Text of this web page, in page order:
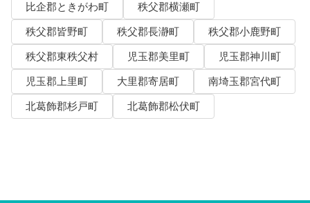
比企郡ときがわ町
秩父郡横瀬町
秩父郡皆野町
秩父郡長瀞町
秩父郡小鹿野町
秩父郡東秩父村
児玉郡美里町
児玉郡神川町
児玉郡上里町
大里郡寄居町
南埼玉郡宮代町
北葛飾郡杉戸町
北葛飾郡松伏町